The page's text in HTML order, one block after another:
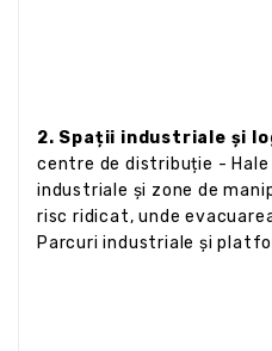
2. Spații industriale și
centre de distribuție -
industriale și zone de
risc ridicat, unde
Parcuri industriale și